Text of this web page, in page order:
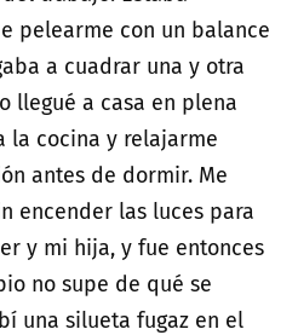
pelearme con un balance
a cuadrar una y otra
llegué a casa en plena
la cocina y relajarme
antes de dormir. Me
encender las luces para
y mi hija, y fue entonces
no supe de qué se
una silueta fugaz en el